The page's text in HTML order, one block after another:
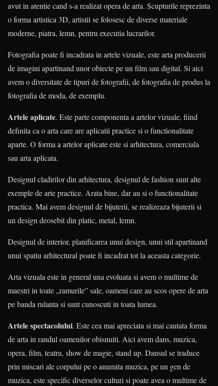
avut in atentie cand s-a realizat opera de arta. Scupturile reprezinta
o forma artistica 3D, artistii se folosesc de diverse materiale
moderne, piatra, lemn, pentru executia lucrarilor.
Fotografia poate fi incadrata in artele vizuale, este arta producerii
de imagini apartinand unor obiecte pe un film sau digital. Si aici
avem o diversitate de tipuri de fotografii, de fotografia de produs la
fotografia de moda, de exemplu.
Artele aplicate. Este parte componenta a artelor vizuale, fiind
definita ca o arta care are aplicatii practice si o functionalitate
aparte. O forma a artelor aplicate este si arhitectura, comerciala
sau arta aplicata.
Designul cladirilor din arhitectura, designul de fashion sunt alte
exemple de arte practice. Arata bine, dar au si o functionalitate
practica. Mai avem designul de bijuterii, se realizeaza bijuterii si
un design deosebit din platic, metal, lemn.
Designul de interior, planificarea unui design, unui stil apartinand
unui spatiu arhitectural poate fi incadrat tot la aceasta categorie.
Arta vizuala este in general una evoluata si avem o multime de
maestri in toate „ramurile” sale, oameni care au scos opere de arta
pe banda rulanta si sunt cunoscuti in toata lumea.
Artele spectacolului. Este cea mai apreciata si mai cautata forma
de arta in randul oamenilor obisnuiti. Aici avem dans, muzica,
opera, film, teatru, show de magie, stand up. Dansul se traduce
prin miscari ale corpului pe o anumita muzica, pe un gen de
muzica, este specific diverselor culturi si poate avea o multime de